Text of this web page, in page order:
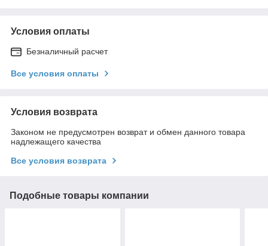
Условия оплаты
Безналичный расчет
Все условия оплаты
Условия возврата
Законом не предусмотрен возврат и обмен данного товара
надлежащего качества
Все условия возврата
Подобные товары компании